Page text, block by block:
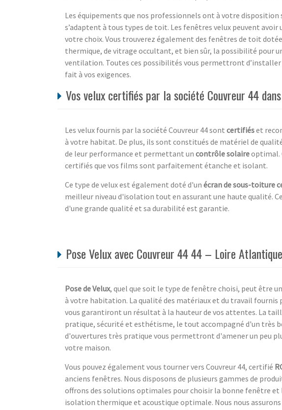
Les équipements que nos professionnels ont à votre
s’adaptent à tous types de toit. Les fenêtres velux peuvent avoir
votre choix. Vous trouverez également des fenêtres de toit
thermique, de vitrage occultant, et bien sûr, la possibilité pour
ventilation. Toutes ces possibilités vous permettront
fait à vos exigences.
Vos velux certifiés par la société Couvreur 44
Les velux fournis par la société Couvreur 44 sont certifiéset
à votre habitat. De plus, ils sont constitués de matériel de
de leur performance et permettant un contrôle solaireoptimal.
certifiés que vos films sont parfaitement étanche et isolant.
Ce type de velux est également doté d'un écran de sous-toiture
meilleur niveau d'isolation tout en assurant une haute qualité.
d'une grande qualité et sa durabilité est garantie.
Pose Velux avec Couvreur 44 44 – Loire
Pose de Velux, quel que soit le type de fenêtre choisi, peut être
à votre habitation. La qualité des matériaux et du travail fournis
vous garantiront un résultat à la hauteur de vos attentes. La
pratique, sécurité et esthétisme, le tout accompagné d'un très
d'ouvertures très pratique vous permettront d'amener un peu
votre maison.
Vous pouvez également vous tourner vers Couvreur 44, certifié
anciens fenêtres. Nous disposons de plusieurs gammes de
offrons des solutions optimales pour choisir la bonne fenêtre
isolation thermique et acoustique optimale. Nous nous